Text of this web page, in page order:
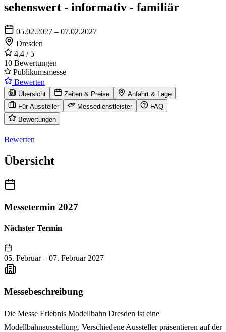
sehenswert - informativ - familiär
05.02.2027 – 07.02.2027
Dresden
4.4 / 5
10 Bewertungen
Publikumsmesse
Bewerten
Übersicht Zeiten & Preise
Anfahrt & Lage
Für Aussteller
Messedienstleister
FAQ
Bewertungen
Bewerten
Übersicht
Messetermin 2027
Nächster Termin
05. Februar – 07. Februar 2027
Messebeschreibung
Die Messe Erlebnis Modellbahn Dresden ist eine
Modellbahnausstellung. Verschiedene Aussteller präsentieren auf der